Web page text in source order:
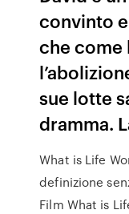
convinto
che come
sue lotte
dramma.
What is Life
definizione
Film What is